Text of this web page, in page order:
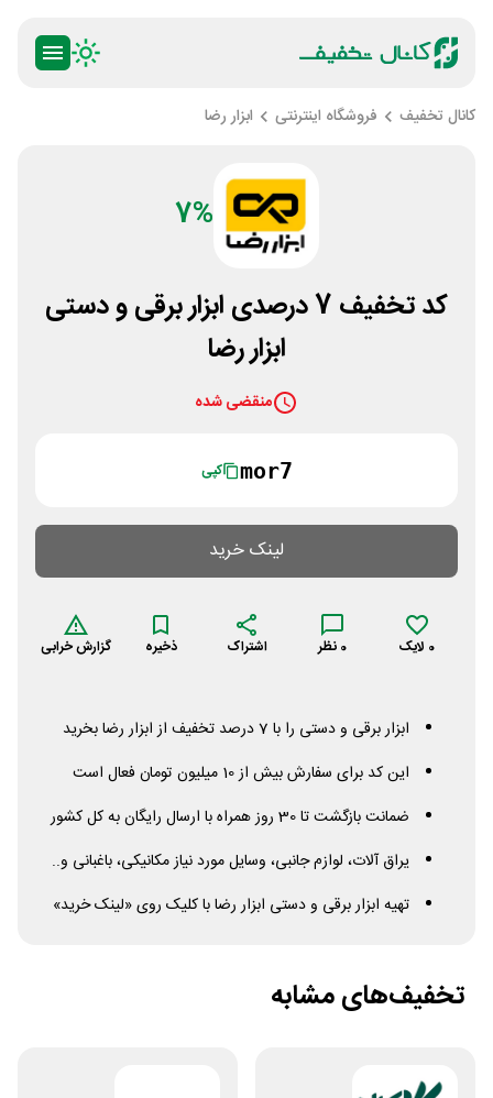
کانال تخفیف فروشگاه اینترنتی ابزار رضا
7%
کد تخفیف 7 درصدی ابزار برقی و دستی
ابزار رضا
منقضی شده
mor7 کپی
لینک خرید
0 لایک 0 نظر اشتراک ذخیره گزارش خرابی
ابزار برقی و دستی را با 7 درصد تخفیف از ابزار رضا بخرید
این کد برای سفارش بیش از 10 میلیون تومان فعال است
ضمانت بازگشت تا 30 روز همراه با ارسال رایگان به کل کشور
یراق آلات، لوازم جانبی، وسایل مورد نیاز مکانیکی، باغبانی و..
تهیه ابزار برقی و دستی ابزار رضا با کلیک روی «لینک خرید»
تخفیف‌های مشابه